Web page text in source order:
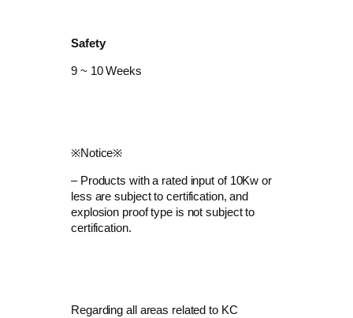
Safety
​9 ~ 10 Weeks
​※Notice※
– Products with a rated input of 10Kw or
less are subject to certification, and
explosion proof type is not subject to
certification.
Regarding all areas related to KC